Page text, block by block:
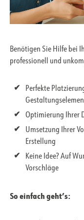
Benötigen Sie Hilfe bei
professionell und
Perfekte
Optimierung Ihrer
Umsetzung Ihrer
Erstellung
Keine Idee? Auf
Vorschläge
So einfach geht’s: